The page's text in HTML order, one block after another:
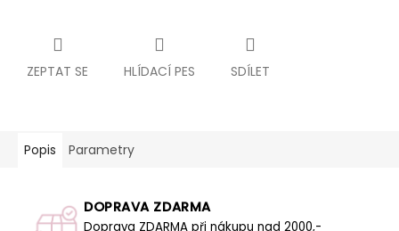
ZEPTAT SE HLÍDACÍ PES SDÍLET
Popis Parametry
DOPRAVA ZDARMA
Doprava ZDARMA při nákupu nad 2000,-